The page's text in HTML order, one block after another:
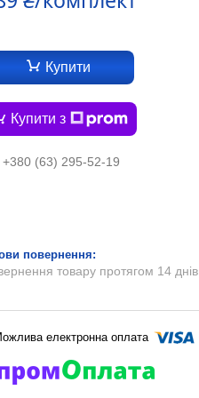
Купити
Купити з
+380 (63) 295-52-19
товару протягом 14 днів